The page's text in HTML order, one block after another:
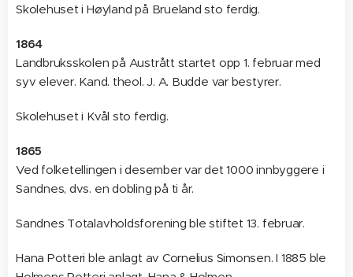
Skolehuset i Høyland på Brueland sto ferdig.
1864
Landbruksskolen på Austrått startet opp 1. februar med
syv elever. Kand. theol. J. A. Budde var bestyrer.
Skolehuset i Kvål sto ferdig.
1865
Ved folketellingen i desember var det 1000 innbyggere i
Sandnes, dvs. en dobling på ti år.
Sandnes Totalavholdsforening ble stiftet 13. februar.
Hana Potteri ble anlagt av Cornelius Simonsen. I 1885 ble